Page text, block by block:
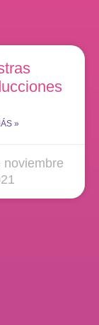
»
noviembre